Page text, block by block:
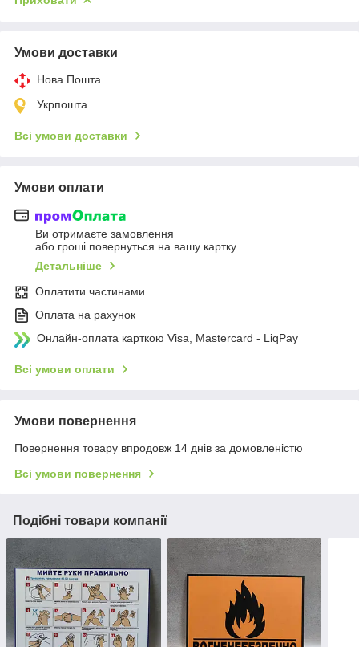
Умови доставки
Нова Пошта
Укрпошта
Всі умови доставки
Умови оплати
Ви отримаєте замовлення
або гроші повернуться на вашу картку
Детальніше
Оплатити частинами
Оплата на рахунок
Онлайн-оплата карткою Visa, Mastercard - LiqPay
Всі умови оплати
Умови повернення
Повернення товару впродовж 14 днів за домовленістю
Всі умови повернення
Подібні товари компанії